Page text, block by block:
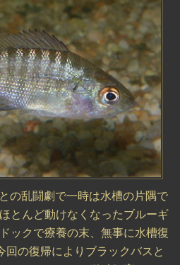
の乱闘劇で一時は水槽の片隅で
とんど動けなくなったブルーギ
ックで療養の末、無事に水槽復
回の復帰によりブラックバスと